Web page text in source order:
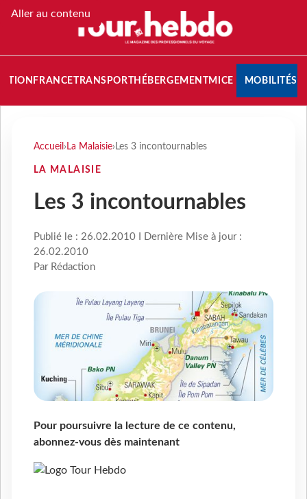
Aller au contenu
FRANCETRANSPORT HÉBERGEMENTMICE MOBILITÉS
Accueil › La Malaisie› Les 3 incontournables
LA MALAISIE
Les 3 incontournables
Publié le : 26.02.2010 I Dernière Mise à jour :
26.02.2010
Par Rédaction
Pour poursuivre la lecture de ce contenu,
abonnez-vous dès maintenant